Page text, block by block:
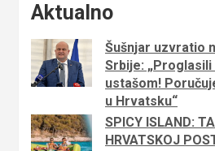
Aktualno
Šušnjar uzvratio
Srbije:
ustašom!
u Hrvatsku“
SPICY ISLAND:
HRVATSKOJ